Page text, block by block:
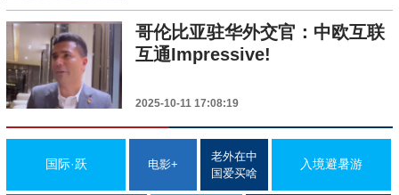
哥伦比亚驻华外交官：中欧互联
互通Impressive!
2025-10-11 17:08:19
国际·跃 电影+
老外在中
国爱买啥
入境避暑游